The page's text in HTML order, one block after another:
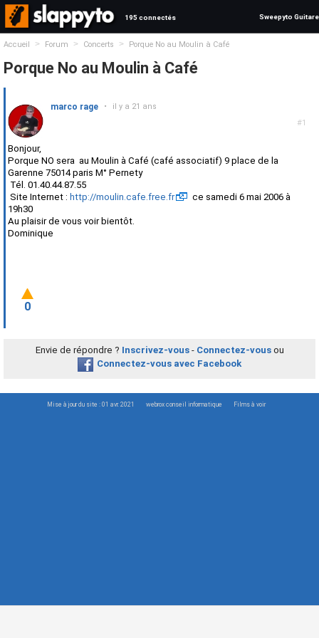
195 connectés Sweepyto Guitare
Accueil > Forum > Concerts > Porque No au Moulin à Café
Porque No au Moulin à Café
#1
marco rage • il y a 21 ans
Bonjour,
Porque NO sera au Moulin à Café (café associatif) 9 place de la
Garenne 75014 paris M° Pernety
Tél. 01.40.44.87.55
Site Internet : http://moulin.cafe.free.fr
ce samedi 6 mai 2006 à
19h30
Au plaisir de vous voir bientôt.
Dominique
0
Envie de répondre ? Inscrivez-vous- Connectez-vousou
Connectez-vous avec Facebook
Mise à jour du site : 01 avr. 2021 webrox conseil informatique Films à voir